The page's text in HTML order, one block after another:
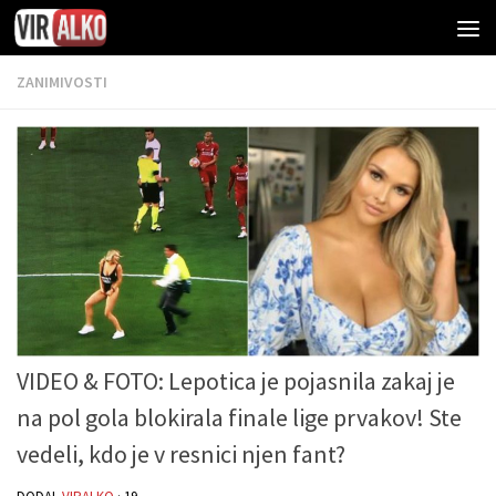
ZANIMIVOSTI
VIDEO & FOTO: Lepotica je pojasnila zakaj je
na pol gola blokirala finale lige prvakov! Ste
vedeli, kdo je v resnici njen fant?